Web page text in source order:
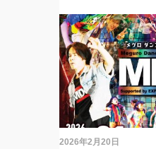
2026年2月20日